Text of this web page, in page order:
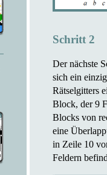
Schritt 2
Der nächste
sich ein
Rätselgitters
Block, der 9
Blocks von
eine
in Zeile 10
Feldern